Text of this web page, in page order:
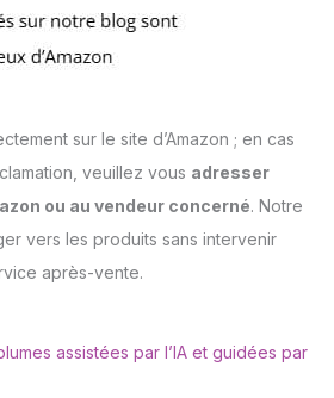
sur le site d’Amazon ; en cas
veuillez vous adresser
ou au vendeur concerné. Notre
vers les produits sans intervenir
après-vente.
assistées par l’IA et guidées par